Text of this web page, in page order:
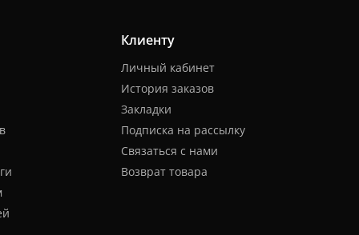
Клиенту
Личный кабинет
История заказов
Закладки
Подписка на рассылку
Связаться с нами
Возврат товара